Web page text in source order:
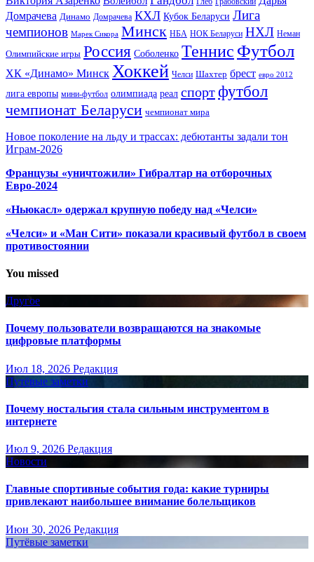
Домрачева Динамо Домрачева КХЛ Кубок Беларуси Лига
чемпионов Марек Сикора Минск НБА НОК Беларуси НХЛ Неман
Олимпийские игры Россия Соболенко Теннис Футбол
ХК «Динамо» Минск Хоккей Челси Шахтер брест евро 2012
лига европы мини-футбол олимпиада реал спортфутбол
чемпионат Беларуси чемпионат мира
Новое поколение на льду и трассах: дебютанты задали тон
Играм-2026
Французы «уничтожили» Гибралтар на отборочных
Евро-2024
«Ньюкасл» одержал крупную победу над «Челси»
«Челси» и «Ман Сити» показали красивый футбол в своем
противостоянии
You missed
Другое
Почему пользователи возвращаются на знакомые
цифровые платформы
Июл 18, 2026 Редакция
Путёвые заметки
Почему ностальгия стала сильным инструментом в
интернете
Июл 9, 2026 Редакция
Новости
Главные спортивные события года: какие турниры
привлекают наибольшее внимание болельщиков
Июн 30, 2026 Редакция
Путёвые заметки